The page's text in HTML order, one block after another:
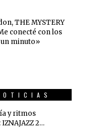
THE MYSTERY
conecté con los
minuto»
y ritmos
2…